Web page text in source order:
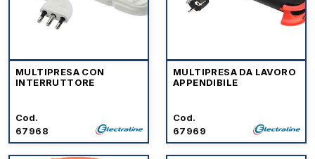
MULTIPRESA CON
INTERRUTTORE
Cod.
67968
MULTIPRESA DA LAVORO
APPENDIBILE
Cod.
67969